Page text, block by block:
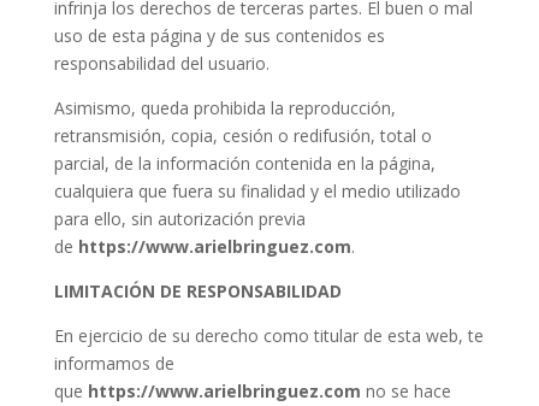
infrinja los derechos de terceras partes. El buen o mal
uso de esta página y de sus contenidos es
responsabilidad del usuario.
Asimismo, queda prohibida la reproducción,
retransmisión, copia, cesión o redifusión, total o
parcial, de la información contenida en la página,
cualquiera que fuera su finalidad y el medio utilizado
para ello, sin autorización previa
de https://www.arielbringuez.com.
LIMITACIÓN DE RESPONSABILIDAD
En ejercicio de su derecho como titular de esta web, te
informamos de
que https://www.arielbringuez.com no se hace